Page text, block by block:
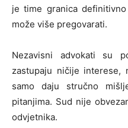
je time granica
može više pregovarati.
Nezavisni advokati su
zastupaju ničije interese,
samo daju stručno
pitanjima. Sud nije
odvjetnika.